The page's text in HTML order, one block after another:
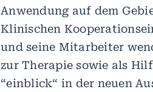
Anwendung auf dem
Klinischen
und seine Mitarbeiter
zur Therapie sowie als
“einblick“ in der neuen